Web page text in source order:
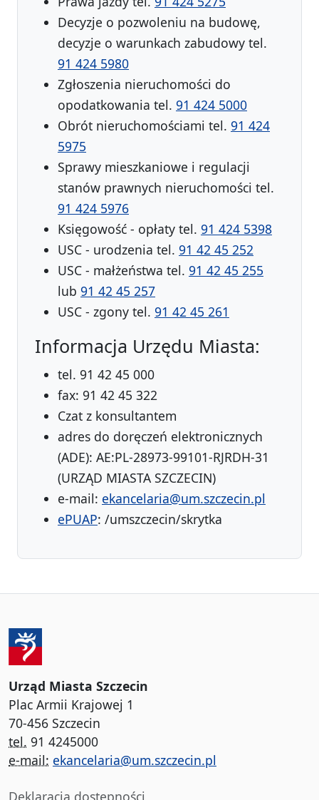
Decyzje o pozwoleniu na budowę,
decyzje o warunkach zabudowy tel.
91 424 5980
Zgłoszenia nieruchomości do
opodatkowania tel. 91 424 5000
Obrót nieruchomościami tel. 91 424
5975
Sprawy mieszkaniowe i regulacji
stanów prawnych nieruchomości tel.
91 424 5976
Księgowość - opłaty tel. 91 424 5398
USC - urodzenia tel. 91 42 45 252
USC - małżeństwa tel. 91 42 45 255
lub 91 42 45 257
USC - zgony tel. 91 42 45 261
Informacja Urzędu Miasta:
tel. 91 42 45 000
fax: 91 42 45 322
Czat z konsultantem
adres do doręczeń elektronicznych
(ADE): AE:PL-28973-99101-RJRDH-31
(URZĄD MIASTA SZCZECIN)
e-mail: ekancelaria@um.szczecin.pl
ePUAP: /umszczecin/skrytka
Urząd Miasta Szczecin
Plac Armii Krajowej 1
70-456 Szczecin
tel. 91 4245000
e-mail: ekancelaria@um.szczecin.pl
Deklaracja dostępności